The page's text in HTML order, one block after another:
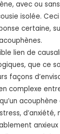
avec ou
isolée.
certaine,
lien de
que ce
façons
complexe
d’anxiété,